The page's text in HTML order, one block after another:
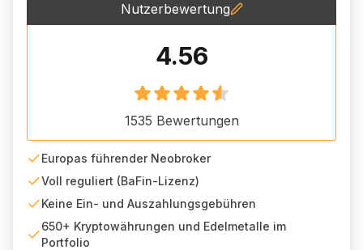
Nutzerbewertung
4.56
1535 Bewertungen
Europas führender Neobroker
Voll reguliert (BaFin-Lizenz)
Keine Ein- und Auszahlungsgebühren
650+ Kryptowährungen und Edelmetalle im
Portfolio